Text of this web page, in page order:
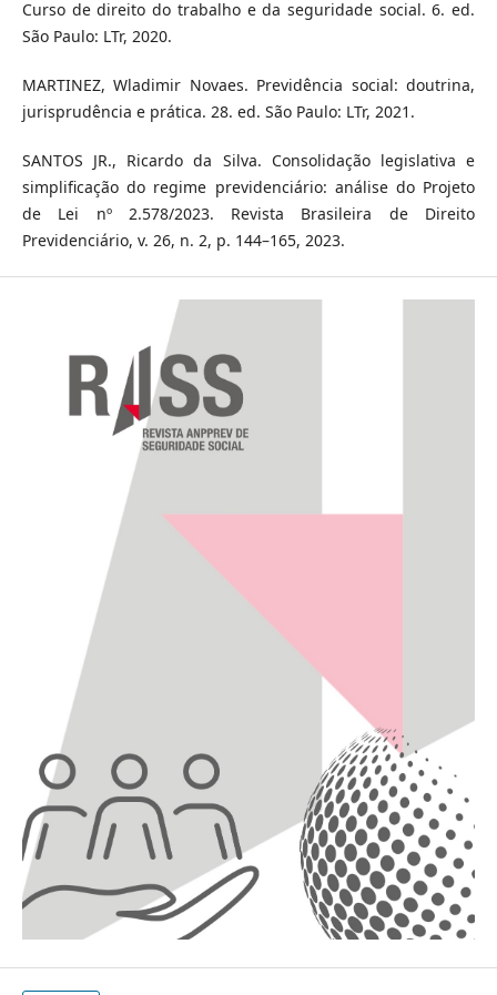
Curso de direito do trabalho e da seguridade social. 6. ed.
São Paulo: LTr, 2020.
MARTINEZ, Wladimir Novaes. Previdência social: doutrina,
jurisprudência e prática. 28. ed. São Paulo: LTr, 2021.
SANTOS JR., Ricardo da Silva. Consolidação legislativa e
simplificação do regime previdenciário: análise do Projeto
de Lei nº 2.578/2023. Revista Brasileira de Direito
Previdenciário, v. 26, n. 2, p. 144–165, 2023.